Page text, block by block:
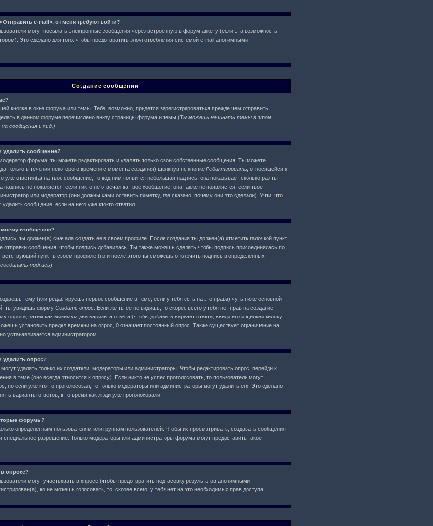
e-mail», от меня требуют войти?
могут посылать электронные сообщения через встроенную в форум анкету (если эта возможность
Это сделано для того, чтобы предотвратить злоупотребления системой e-mail анонимными
Создание сообщений
кнопке в окне форума или темы. Тебе, возможно, придется зарегистрироваться прежде чем отправить
в данном форуме перечислено внизу страницы форума и темы (Ты можешь начинать темы в этом
сообщения и т.д. )
удалить сообщение?
форума, ты можете редактировать и удалять только свои собственные сообщения. Ты можете
только в течении некоторого времени с момента создания) щелкнув по кнопке Редактировать , относящейся к
уже ответил(а) на твое сообщение, то под ним появится небольшая надпись, она показывает сколько раз ты
надпись не появляется, если никто не отвечал на твое сообщение, она также не появляется, если твое
или модератор (они должны сами оставить пометку, где сказано, почему они это сделали). Учти, что
сообщение, если на него уже кто-то ответил.
моему сообщению?
ты должен(а) сначала создать ее в своем профиле. После создания ты должен(а) отметить галочкой пункт
отправки сообщения, чтобы подпись добавилась. Ты также можешь сделать чтобы подпись присоединялась по
пункт в своем профиле (но и после этого ты сможешь отключить подпись в определенных
подпись)
тему (или редактируешь первое сообщение в теме, если у тебя есть на это права) чуть ниже основной
ты увидишь форму Создать опрос . Если же ты ее не видишь, то скорее всего у тебя нет прав на создание
опроса, затем как минимум два варианта ответа (чтобы добавить вариант ответа, введи его и щелкни кнопку
установить предел времени на опрос, 0 означает постоянный опрос. Также существует ограничение на
устанавливается администратором.
удалить опрос?
удалять только их создатели, модераторы или администраторы. Чтобы редактировать опрос, перейди к
в теме (оно всегда относится к опросу). Если никто не успел проголосовать, то пользователи могут
но если уже кто-то проголосовал, то только модераторы или администраторы могут удалить его. Это сделано
варианты ответов, в то время как люди уже проголосовали.
форумы?
определенным пользователям или группам пользователей. Чтобы их просматривать, создавать сообщения
специальное разрешение. Только модераторы или администраторы форума могут предоставить такое
опросе?
могут участвовать в опросе (чтобы предотвратить подтасовку результатов анонимными
но не можешь голосовать, то, скорее всего, у тебя нет на это необходимых прав доступа.